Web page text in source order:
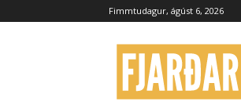
Fimmtudagur, ágúst 6, 2026